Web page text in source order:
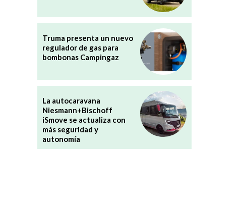
Truma presenta un nuevo
regulador de gas para
bombonas Campingaz
La autocaravana
Niesmann+Bischoff
iSmove se actualiza con
más seguridad y
autonomía